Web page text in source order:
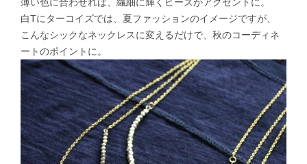
白Tにターコイズでは、夏ファッションのイメージですが、
こんなシックなネックレスに変えるだけで、秋のコーディネ
ートのポイントに。